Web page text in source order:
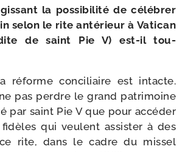
la pos­si­bi­li­té de célé­brer
selon le rite anté­rieur à Vatican
de saint Pie V) est-​il tou­
réforme conci­liaire est intacte.
pas perdre le grand patri­moine
par saint Pie V que pour accé­der
qui veulent assis­ter à des
rite, dans le cadre du mis­sel